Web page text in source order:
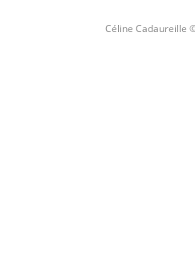
Céline Cadaureille